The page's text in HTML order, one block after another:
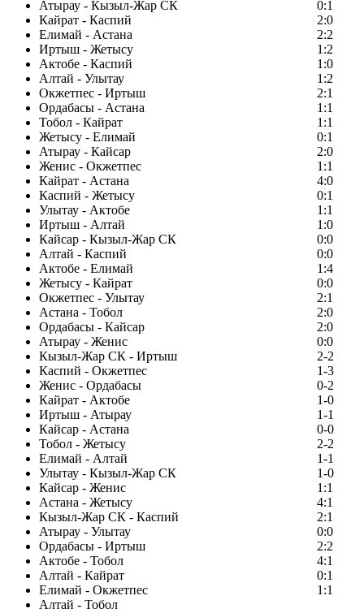
Атырау - Кызыл-Жар СК
0:1
Кайрат - Каспий
2:0
Елимай - Астана
2:2
Иртыш - Жетысу
1:2
Актобе - Каспий
1:0
Алтай - Улытау
1:2
Окжетпес - Иртыш
2:1
Ордабасы - Астана
1:1
Тобол - Кайрат
1:1
Жетысу - Елимай
0:1
Атырау - Кайсар
2:0
Женис - Окжетпес
1:1
Кайрат - Астана
4:0
Каспий - Жетысу
0:1
Улытау - Актобе
1:1
Иртыш - Алтай
1:0
Кайсар - Кызыл-Жар СК
0:0
Алтай - Каспий
0:0
Актобе - Елимай
1:4
Жетысу - Кайрат
0:0
Окжетпес - Улытау
2:1
Астана - Тобол
2:0
Ордабасы - Кайсар
2:0
Атырау - Женис
0:0
Кызыл-Жар СК - Иртыш
2-2
Каспий - Окжетпес
1-3
Женис - Ордабасы
0-2
Кайрат - Актобе
1-0
Иртыш - Атырау
1-1
Кайсар - Астана
0-0
Тобол - Жетысу
2-2
Елимай - Алтай
1-1
Улытау - Кызыл-Жар СК
1-0
Кайсар - Женис
1:1
Астана - Жетысу
4:1
Кызыл-Жар СК - Каспий
2:1
Атырау - Улытау
0:0
Ордабасы - Иртыш
2:2
Актобе - Тобол
4:1
Алтай - Кайрат
0:1
Елимай - Окжетпес
1:1
Алтай - Тобол